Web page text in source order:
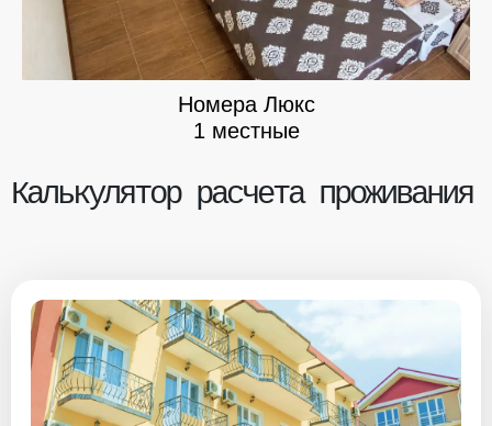
Номера Люкс
1 местные
Калькулятор расчета проживания